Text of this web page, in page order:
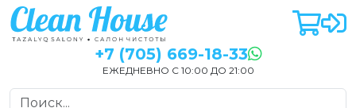
+7 (705) 669-18-33
ЕЖЕДНЕВНО С 10:00 ДО 21:00